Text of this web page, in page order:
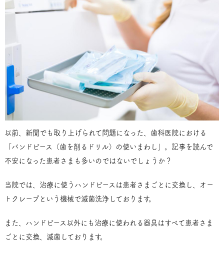
以前、新聞でも取り上げられて問題になった、歯科医院における
「バンドピース（歯を削るドリル）の使いまわし」。記事を読んで
不安になった患者さまも多いのではないでしょうか？
当院では、治療に使うハンドピースは患者さまごとに交換し、オー
トクレープという機械で滅菌洗浄しております。
また、ハンドピース以外にも治療に使われる器具はすべて患者さま
ごとに交換、滅菌しております。